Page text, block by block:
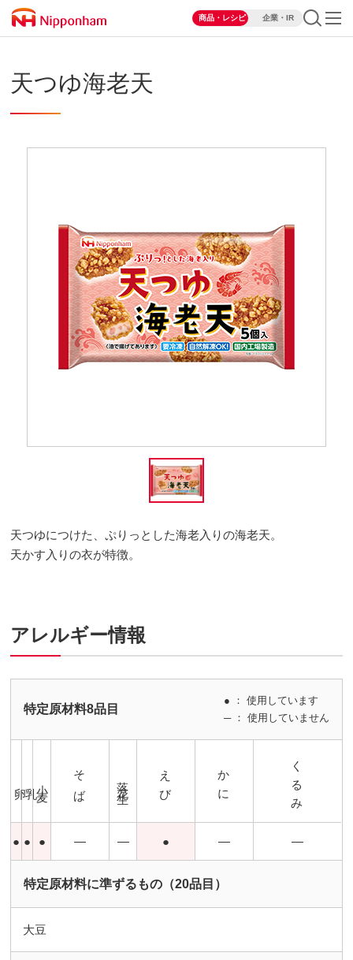
商品・レシピ 企業・IR
天つゆ海老天
天つゆにつけた、ぷりっとした海老入りの海老天。
天かす入りの衣が特徴。
アレルギー情報
特定原材料8品目
● ： 使用しています
─ ： 使用していません
そば 落花生 えび かに くるみ
● ● ● ― ― ● ― ―
特定原材料に準ずるもの（20品目）
大豆